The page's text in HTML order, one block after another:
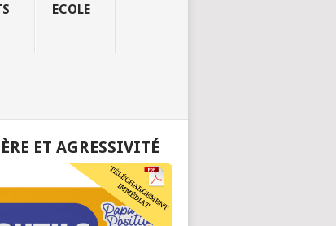
ECOLE
ET AGRESSIVITÉ